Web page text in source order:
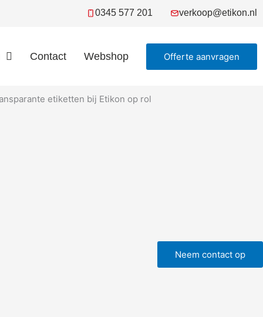
0345 577 201 verkoop@etikon.nl
Contact Webshop Offerte aanvragen
Neem contact op